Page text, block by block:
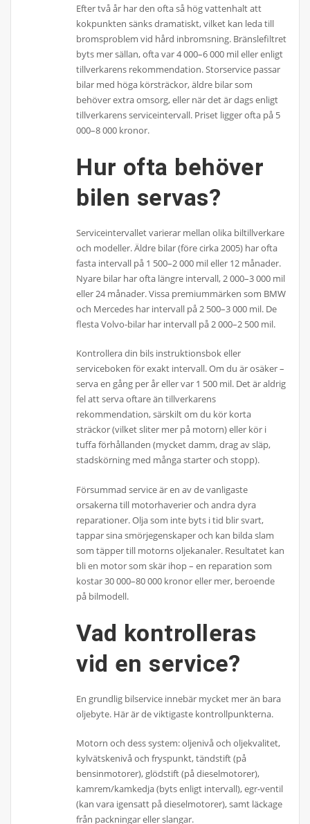
Efter två år har den ofta så hög vattenhalt att
kokpunkten sänks dramatiskt, vilket kan leda till
bromsproblem vid hård inbromsning. Bränslefiltret
byts mer sällan, ofta var 4 000–6 000 mil eller enligt
tillverkarens rekommendation. Storservice passar
bilar med höga körsträckor, äldre bilar som
behöver extra omsorg, eller när det är dags enligt
tillverkarens serviceintervall. Priset ligger ofta på 5
000–8 000 kronor.
Hur ofta behöver
bilen servas?
Serviceintervallet varierar mellan olika biltillverkare
och modeller. Äldre bilar (före cirka 2005) har ofta
fasta intervall på 1 500–2 000 mil eller 12 månader.
Nyare bilar har ofta längre intervall, 2 000–3 000 mil
eller 24 månader. Vissa premiummärken som BMW
och Mercedes har intervall på 2 500–3 000 mil. De
flesta Volvo-bilar har intervall på 2 000–2 500 mil.
Kontrollera din bils instruktionsbok eller
serviceboken för exakt intervall. Om du är osäker –
serva en gång per år eller var 1 500 mil. Det är aldrig
fel att serva oftare än tillverkarens
rekommendation, särskilt om du kör korta
sträckor (vilket sliter mer på motorn) eller kör i
tuffa förhållanden (mycket damm, drag av släp,
stadskörning med många starter och stopp).
Försummad service är en av de vanligaste
orsakerna till motorhaverier och andra dyra
reparationer. Olja som inte byts i tid blir svart,
tappar sina smörjegenskaper och kan bilda slam
som täpper till motorns oljekanaler. Resultatet kan
bli en motor som skär ihop – en reparation som
kostar 30 000–80 000 kronor eller mer, beroende
på bilmodell.
Vad kontrolleras
vid en service?
En grundlig bilservice innebär mycket mer än bara
oljebyte. Här är de viktigaste kontrollpunkterna.
Motorn och dess system: oljenivå och oljekvalitet,
kylvätskenivå och fryspunkt, tändstift (på
bensinmotorer), glödstift (på dieselmotorer),
kamrem/kamkedja (byts enligt intervall), egr-ventil
(kan vara igensatt på dieselmotorer), samt läckage
från packningar eller slangar.